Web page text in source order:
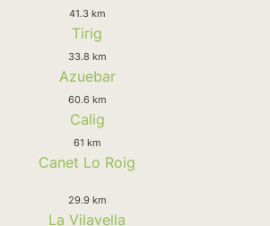
41.3 km
Tirig
33.8 km
Azuebar
60.6 km
Calig
61 km
Canet Lo Roig
29.9 km
La Vilavella